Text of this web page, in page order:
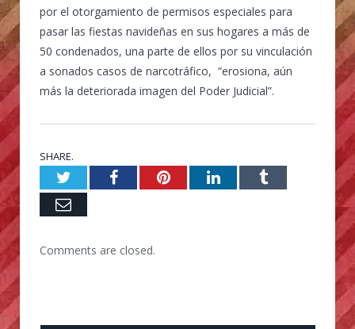
por el otorgamiento de permisos especiales para
pasar las fiestas navideñas en sus hogares a más de
50 condenados, una parte de ellos por su vinculación
a sonados casos de narcotráfico, “erosiona, aún
más la deteriorada imagen del Poder Judicial”.
SHARE.
TwitterFacebookPinterestLinkedInTumblr
Email
Comments are closed.